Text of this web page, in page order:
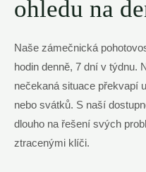
ohledu na
Naše zámečnická
hodin denně, 7 dní v týdnu.
nečekaná situace překvapí
nebo svátků. S naší
dlouho na řešení svých
ztracenými klíči.